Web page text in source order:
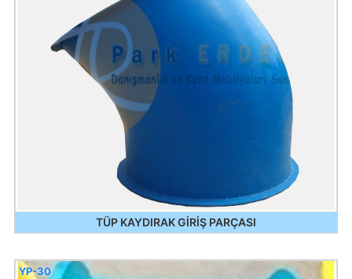
TÜP KAYDIRAK GİRİŞ PARÇASI
YP-30